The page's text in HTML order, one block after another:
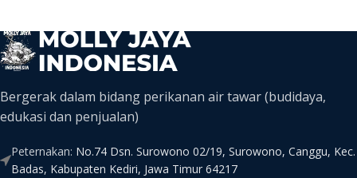
Bergerak dalam bidang perikanan air tawar (budidaya,
edukasi dan penjualan)
Peternakan: No.74 Dsn. Surowono 02/19, Surowono, Canggu, Kec.
Badas, Kabupaten Kediri, Jawa Timur 64217